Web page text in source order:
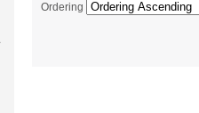
Ordering